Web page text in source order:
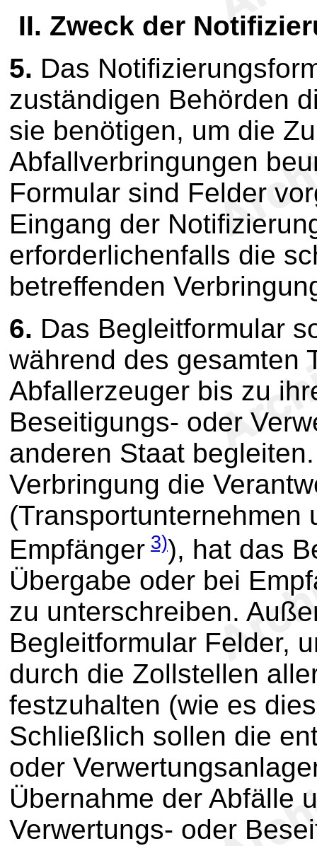
II. Zweck der
5. Das
zuständigen Behörden
sie benötigen, um die
Abfallverbringungen
Formular sind Felder
Eingang der
erforderlichenfalls die
betreffenden
6. Das Begleitformular
während des gesamten
Abfallerzeuger bis zu
Beseitigungs- oder
anderen Staat
Verbringung die
(Transportunternehmen
Empfänger 3)), hat das
Übergabe oder bei
zu unterschreiben.
Begleitformular Felder,
durch die Zollstellen
festzuhalten (wie es
Schließlich sollen die
oder
Übernahme der Abfälle
Verwertungs- oder